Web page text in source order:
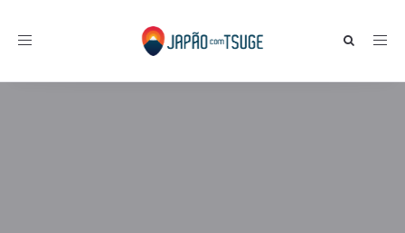
Toggle navigation